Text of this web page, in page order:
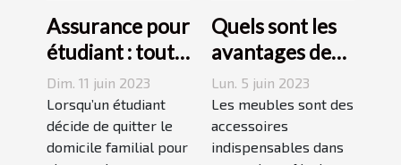
Assurance pour
étudiant : tout
ce qu’il faut
savoir avant de
choisir
Dim. 11 juin 2023
Lorsqu’un étudiant
décide de quitter le
domicile familial pour
Quels sont les
avantages des
tables basses
industrielles ?
Lun. 5 juin 2023
Les meubles sont des
accessoires
indispensables dans